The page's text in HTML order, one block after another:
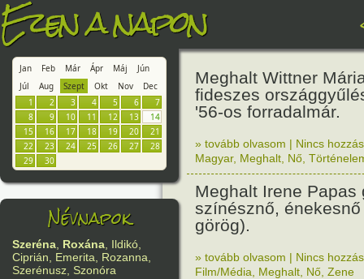
Ezen a napon
Jan Feb Már Ápr Máj
Jún
Júl
Aug Szept Okt Nov
Dec
1
2 3 4 5 6
7
8
9 10 11 12 13
14
15
16 17 18 19 20
21
22
23 24 25 26 27
28
29
30
Névnapok
Szeréna, Roxána, Ildikó,
Ciprián, Emerita, Rozanna,
Szerénusz, Szonóra
Meghalt Wittner
fideszes
'56-os forradalmár.
» tovább olvasom | Nincs
Magyar, Meghalt Nő
Meghalt Irene Papas
színésznő,
görög).
» tovább olvasom | Nincs
Film/Média
Meghalt Nő Zene